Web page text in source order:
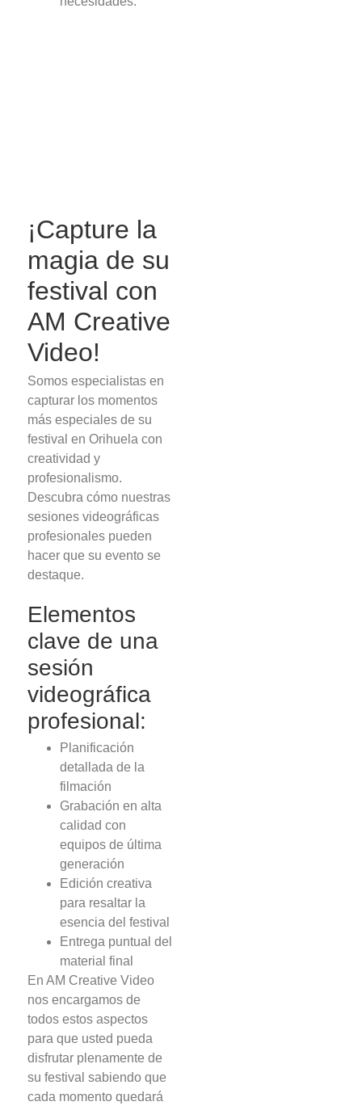
¡Capture la
magia de su
festival con
AM Creative
Video!
Somos especialistas en
capturar los momentos
más especiales de su
festival en Orihuela con
creatividad y
profesionalismo.
Descubra cómo nuestras
sesiones videográficas
profesionales pueden
hacer que su evento se
destaque.
Elementos
clave de una
sesión
videográfica
profesional:
Planificación
detallada de la
filmación
Grabación en alta
calidad con
equipos de última
generación
Edición creativa
para resaltar la
esencia del festival
Entrega puntual del
material final
En AM Creative Video
nos encargamos de
todos estos aspectos
para que usted pueda
disfrutar plenamente de
su festival sabiendo que
cada momento quedará